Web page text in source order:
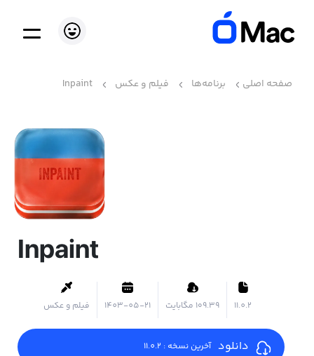
صفحه اصلی برنامه‌ها فیلم و عکس Inpaint
Inpaint
11.0.2 ۱۰۹.۳۹ مگابایت 1403-05-21 فیلم و عکس
دانلود آخرین نسخه : 11.0.2